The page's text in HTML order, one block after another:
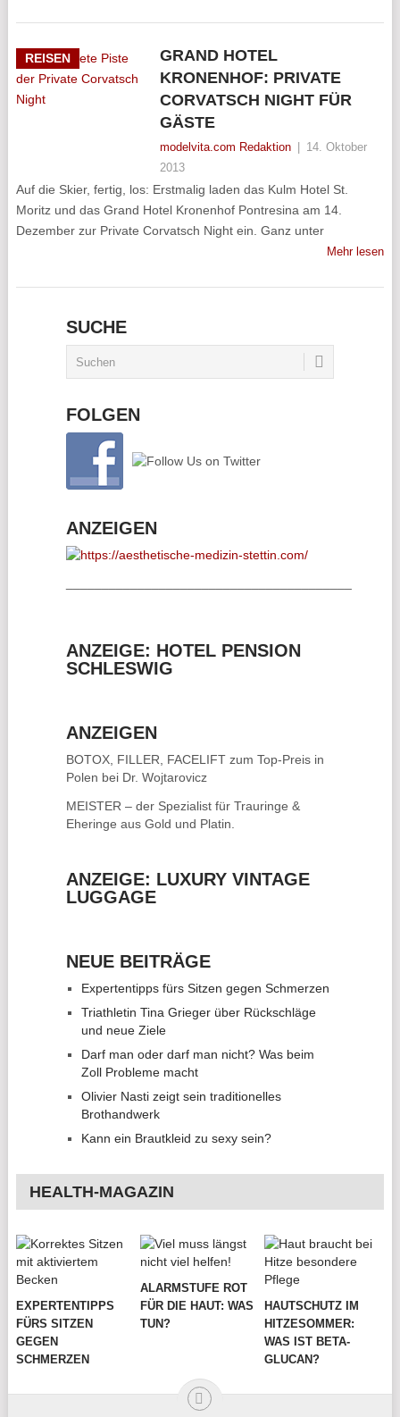
REISEN
GRAND HOTEL
KRONENHOF: PRIVATE
CORVATSCH NIGHT FÜR
GÄSTE
modelvita.com Redaktion
14. Oktober
2013
Auf die Skier, fertig, los: Erstmalig laden das Kulm Hotel St.
Moritz und das Grand Hotel Kronenhof Pontresina am 14.
Dezember zur Private Corvatsch Night ein. Ganz unter
Mehr lesen
SUCHE
FOLGEN
ANZEIGEN
ANZEIGE: HOTEL PENSION
SCHLESWIG
ANZEIGEN
BOTOX, FILLER, FACELIFTzum Top-Preis in
Polen bei Dr. Wojtarovicz
MEISTER – der Spezialist für Trauringe &
Eheringe aus Gold und Platin.
ANZEIGE: LUXURY VINTAGE
LUGGAGE
NEUE BEITRÄGE
Expertentipps fürs Sitzen gegen Schmerzen
Triathletin Tina Grieger über Rückschläge
und neue Ziele
Darf man oder darf man nicht? Was beim
Zoll Probleme macht
Olivier Nasti zeigt sein traditionelles
Brothandwerk
Kann ein Brautkleid zu sexy sein?
HEALTH-MAGAZIN
EXPERTENTIPPS
FÜRS SITZEN
GEGEN
SCHMERZEN
ALARMSTUFE ROT
FÜR DIE HAUT: WAS
TUN?
HAUTSCHUTZ IM
HITZESOMMER:
WAS IST BETA-
GLUCAN?